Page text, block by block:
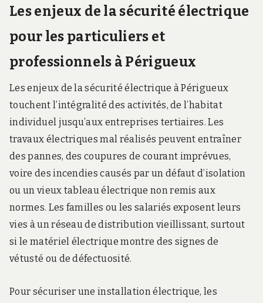
Les enjeux de la sécurité électrique
pour les particuliers et
professionnels à Périgueux
Les enjeux de la sécurité électrique à Périgueux
touchent l’intégralité des activités, de l’habitat
individuel jusqu’aux entreprises tertiaires. Les
travaux électriques mal réalisés peuvent entraîner
des pannes, des coupures de courant imprévues,
voire des incendies causés par un défaut d’isolation
ou un vieux tableau électrique non remis aux
normes. Les familles ou les salariés exposent leurs
vies à un réseau de distribution vieillissant, surtout
si le matériel électrique montre des signes de
vétusté ou de défectuosité.
Pour sécuriser une installation électrique, les